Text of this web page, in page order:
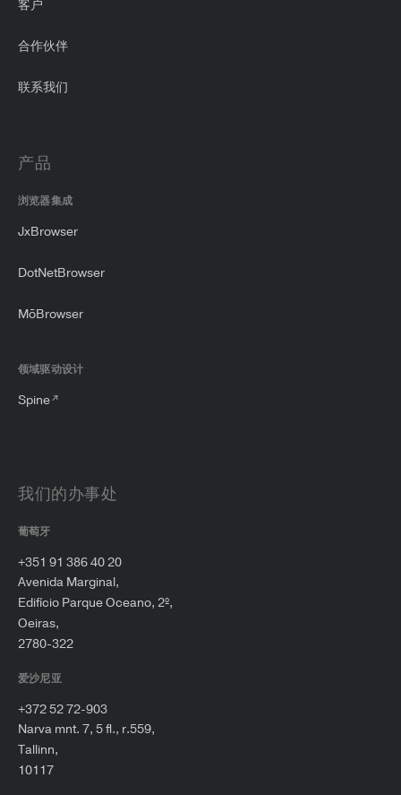
客户
合作伙伴
联系我们
产品
浏览器集成
JxBrowser
DotNetBrowser
MōBrowser
领域驱动设计
Spine
我们的办事处
葡萄牙
+351 91 386 40 20
Avenida Marginal,
Edifício Parque Oceano, 2º,
Oeiras,
2780-322
爱沙尼亚
+372 52 72-903
Narva mnt. 7, 5 fl., r.559,
Tallinn,
10117